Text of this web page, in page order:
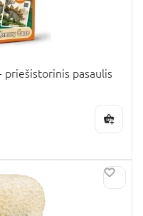
priešistorinis pasaulis